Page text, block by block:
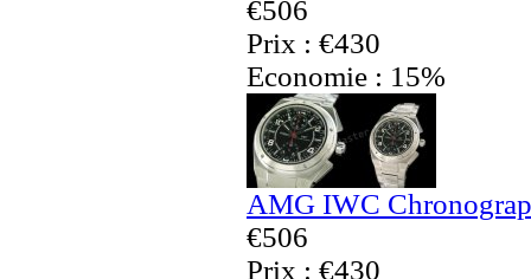
€506
Prix : €430
Economie : 15%
AMG IWC
€506
Prix : €430